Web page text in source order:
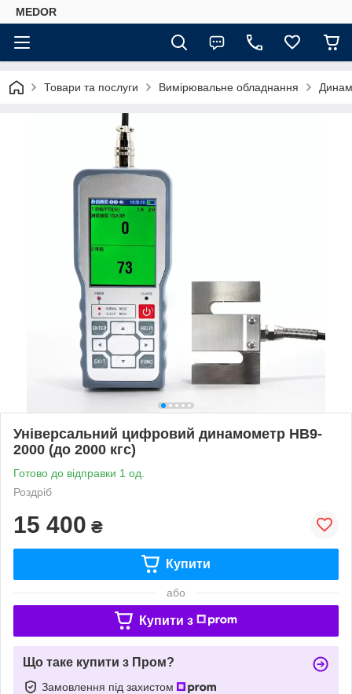
MEDOR
Товари та послуги Вимірювальне обладнання
Універсальний цифровий динамометр HB9-
2000 (до 2000 кгс)
Готово до відправки 1 од.
Роздріб
15 400 ₴
Купити
або
Купити з
Що таке купити з Пром?
Замовлення під захистом